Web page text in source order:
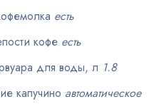
есть
кофе есть
для воды, л 1.8
капучино автоматическое